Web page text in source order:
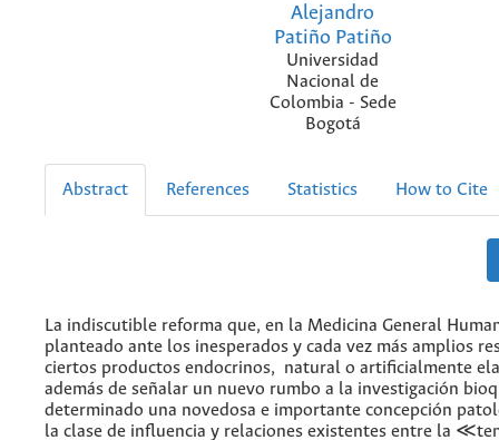
Alejandro
Patiño Patiño
Universidad
Nacional de
Colombia - Sede
Bogotá
Abstract References Statistics How to Cite
La indiscutible reforma que, en la Medicina General
planteado ante los inesperados y cada vez más amplios
ciertos productos endocrinos, natural o artificialmente
además de señalar un nuevo rumbo a la investigación
determinado una novedosa e importante concepción
la clase de influencia y relaciones existentes entre la